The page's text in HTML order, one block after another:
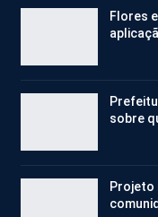
Flores
sobre
Projeto